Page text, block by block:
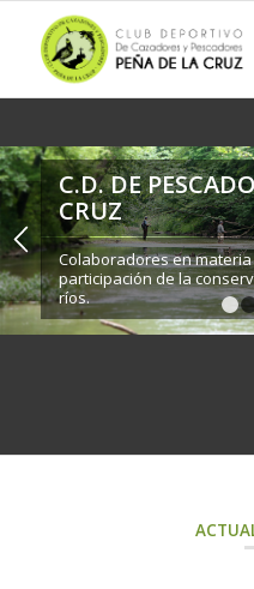
C.D. DE
CRUZ
Colaboradores en
participación de la
ríos.